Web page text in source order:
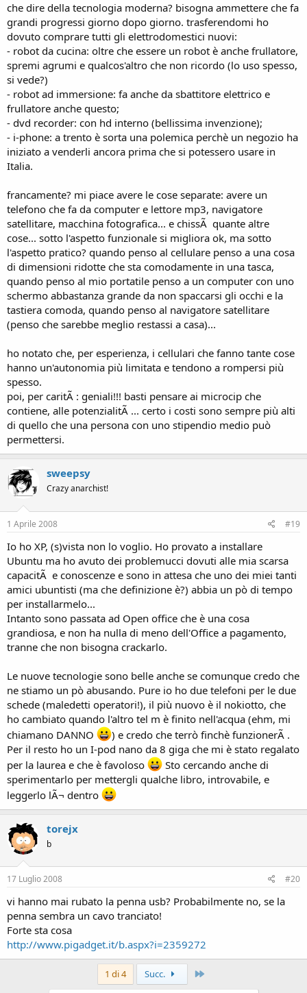
che dire della tecnologia moderna? bisogna ammettere che fa
grandi progressi giorno dopo giorno. trasferendomi ho
dovuto comprare tutti gli elettrodomestici nuovi:
- robot da cucina: oltre che essere un robot è anche frullatore,
spremi agrumi e qualcos'altro che non ricordo (lo uso spesso,
si vede?)
- robot ad immersione: fa anche da sbattitore elettrico e
frullatore anche questo;
- dvd recorder: con hd interno (bellissima invenzione);
- i-phone: a trento è sorta una polemica perchè un negozio ha
iniziato a venderli ancora prima che si potessero usare in
Italia.
francamente? mi piace avere le cose separate: avere un
telefono che fa da computer e lettore mp3, navigatore
satellitare, macchina fotografica... e chissÃ quante altre
cose... sotto l'aspetto funzionale si migliora ok, ma sotto
l'aspetto pratico? quando penso al cellulare penso a una cosa
di dimensioni ridotte che sta comodamente in una tasca,
quando penso al mio portatile penso a un computer con uno
schermo abbastanza grande da non spaccarsi gli occhi e la
tastiera comoda, quando penso al navigatore satellitare
(penso che sarebbe meglio restassi a casa)...
ho notato che, per esperienza, i cellulari che fanno tante cose
hanno un'autonomia più limitata e tendono a rompersi più
spesso.
poi, per caritÃ : geniali!!! basti pensare ai microcip che
contiene, alle potenzialitÃ ... certo i costi sono sempre più alti
di quello che una persona con uno stipendio medio può
permettersi.
sweepsy
Crazy anarchist!
1 Aprile 2008 #19
Io ho XP, (s)vista non lo voglio. Ho provato a installare
Ubuntu ma ho avuto dei problemucci dovuti alle mia scarsa
capacitÃ e conoscenze e sono in attesa che uno dei miei tanti
amici ubuntisti (ma che definizione è?) abbia un pò di tempo
per installarmelo...
Intanto sono passata ad Open office che è una cosa
grandiosa, e non ha nulla di meno dell'Office a pagamento,
tranne che non bisogna crackarlo.
Le nuove tecnologie sono belle anche se comunque credo che
ne stiamo un pò abusando. Pure io ho due telefoni per le due
schede (maledetti operatori!), il più nuovo è il nokiotto, che
ho cambiato quando l'altro tel m è finito nell'acqua (ehm, mi
chiamano DANNO
) e credo che terrò finchè funzionerÃ .
Per il resto ho un I-pod nano da 8 giga che mi è stato regalato
per la laurea e che è favoloso
Sto cercando anche di
sperimentarlo per mettergli qualche libro, introvabile, e
leggerlo lÃ¬ dentro
torejx
b
17 Luglio 2008 #20
vi hanno mai rubato la penna usb? Probabilmente no, se la
penna sembra un cavo tranciato!
Forte sta cosa
http://www.pigadget.it/b.aspx?i=2359272
1 di 4 Succ.